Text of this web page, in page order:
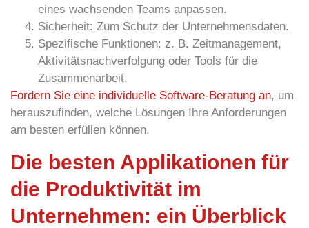
eines wachsenden Teams anpassen.
Sicherheit: Zum Schutz der Unternehmensdaten.
Spezifische Funktionen: z. B. Zeitmanagement,
Aktivitätsnachverfolgung oder Tools für die
Zusammenarbeit.
Fordern Sie eine individuelle Software-Beratung an, um
herauszufinden, welche Lösungen Ihre Anforderungen
am besten erfüllen können.
Die besten Applikationen für
die Produktivität im
Unternehmen: ein Überblick